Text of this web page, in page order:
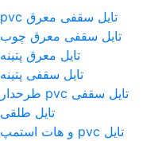
تایل سقفی معرق pvc
تایل سقفی معرق چوب
تایل معرق پتینه
تایل سقفی پتینه
تایل سقفی pvc طرحدار
تایل طلقی
تایل pvc و هات استمپ